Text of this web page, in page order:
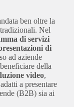
ben oltre la
Nel
di servizi
di
ad aziende
della
video,
a presentare
(B2B) sia ai